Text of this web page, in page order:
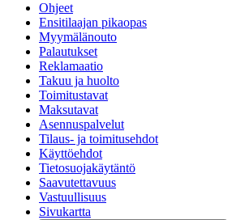
Ohjeet
Ensitilaajan pikaopas
Myymälänouto
Palautukset
Reklamaatio
Takuu ja huolto
Toimitustavat
Maksutavat
Asennuspalvelut
Tilaus- ja toimitusehdot
Käyttöehdot
Tietosuojakäytäntö
Saavutettavuus
Vastuullisuus
Sivukartta